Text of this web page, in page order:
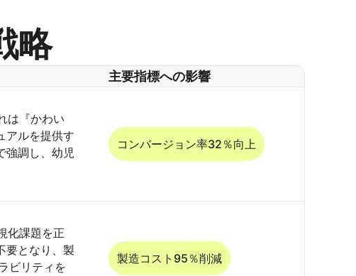
略
主要指標への影響
は『かわい
アルを提供す
強調し、幼児
コンバージョン率32％向上
化課題を正
要となり、製
ビリティを
製造コスト95％削減